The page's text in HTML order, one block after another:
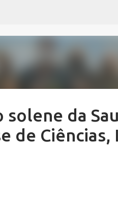
solene da
de